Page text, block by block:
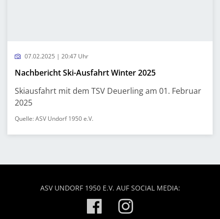
07.02.2025 | 20:47 Uhr
Nachbericht Ski-Ausfahrt Winter 2025
Skiausfahrt mit dem TSV Deuerling am 01. Februar
2025
Quelle: ASV Undorf 1950 e.V.
ASV UNDORF 1950 E.V. AUF SOCIAL MEDIA: